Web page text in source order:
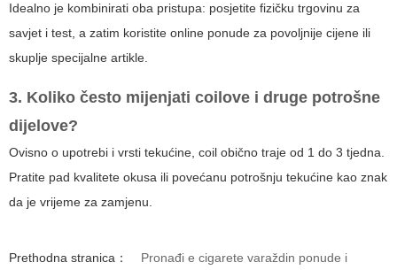
Idealno je kombinirati oba pristupa: posjetite fizičku trgovinu za
savjet i test, a zatim koristite online ponude za povoljnije cijene ili
skuplje specijalne artikle.
3. Koliko često mijenjati coilove i druge potrošne
dijelove?
Ovisno o upotrebi i vrsti tekućine, coil obično traje od 1 do 3 tjedna.
Pratite pad kvalitete okusa ili povećanu potrošnju tekućine kao znak
da je vrijeme za zamjenu.
Prethodna stranica：
Pronađi e cigarete varaždin ponude i